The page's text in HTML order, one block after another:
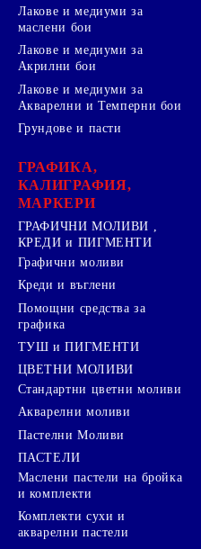
Лакове и медиуми за
маслени бои
Лакове и медиуми за
Акрилни бои
Лакове и медиуми за
Акварелни и Темперни бои
Грундове и пасти
ГРАФИКА,
КАЛИГРАФИЯ,
МАРКЕРИ
ГРАФИЧНИ МОЛИВИ ,
КРЕДИ и ПИГМЕНТИ
Графични моливи
Креди и въглени
Помощни средства за
графика
ТУШ и ПИГМЕНТИ
ЦВЕТНИ МОЛИВИ
Стандартни цветни моливи
Акварелни моливи
Пастелни Моливи
ПАСТЕЛИ
Маслени пастели на бройка
и комплекти
Комплекти сухи и
акварелни пастели